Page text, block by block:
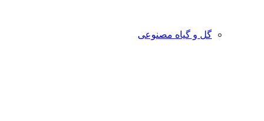
گل و گیاه مصنوعی